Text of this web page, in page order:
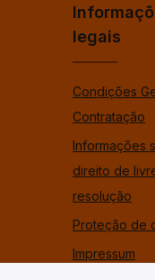
legais
Condições
Contratação
Informações
direito de
resolução
Proteção de
Impressum